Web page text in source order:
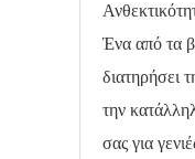
Ένα από τα
διατηρήσει
την
σας για